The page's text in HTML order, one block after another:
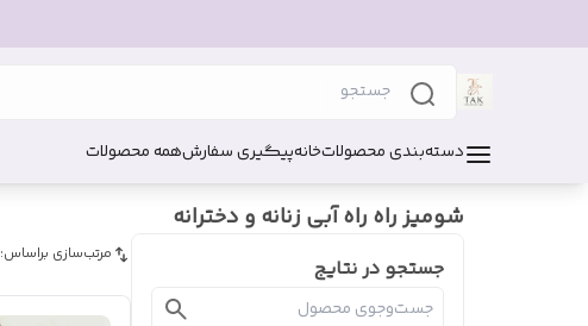
دسته‌بندی محصولاتخانهپیگیری سفارشهمه محصولات
شومیز راه راه آبی زنانه و دخترانه
جستجو در نتایج
مرتب‌سازی براساس: